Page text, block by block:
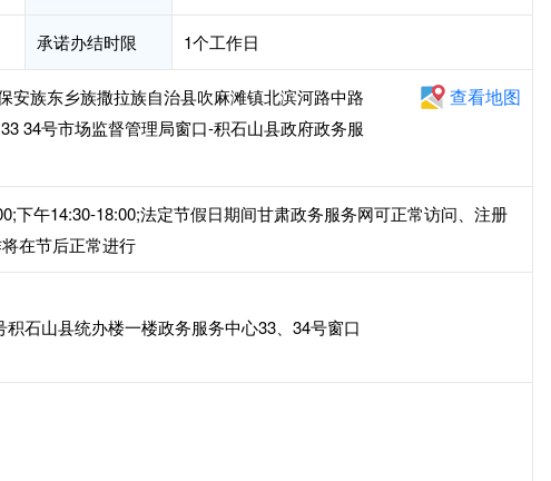
承诺办结时限 1个工作日
安族东乡族撒拉族自治县吹麻滩镇北滨河路中路
34号市场监督管理局窗口-积石山县政府政务服
查看地图
下午14:30-18:00;法定节假日期间甘肃政务服务网可正常访问、注册
在节后正常进行
石山县统办楼一楼政务服务中心33、34号窗口